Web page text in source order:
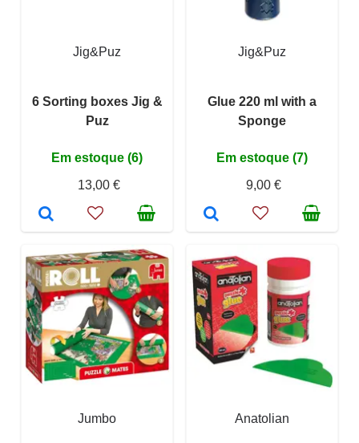
Jig&Puz
6 Sorting boxes Jig &
Puz
Em estoque (6)
13,00 €
Jig&Puz
Glue 220 ml with a
Sponge
Em estoque (7)
9,00 €
Jumbo Anatolian